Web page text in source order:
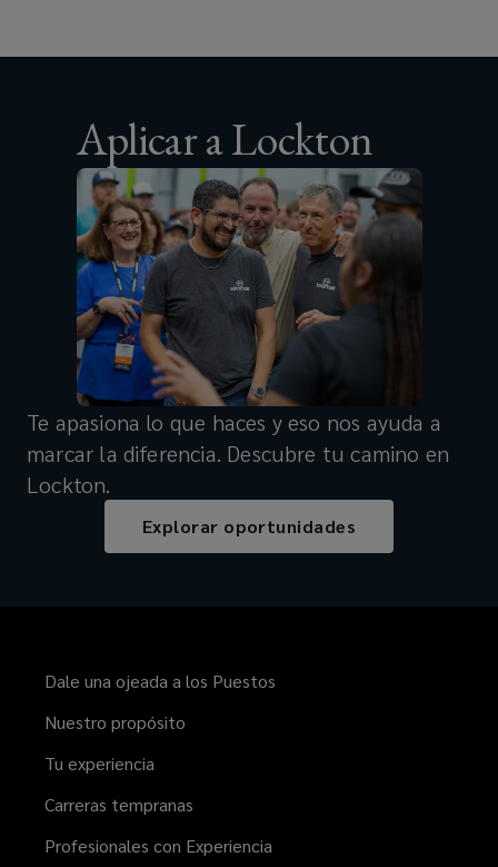
Aplicar a Lockton
Te apasiona lo que haces y eso nos ayuda a
marcar la diferencia. Descubre tu camino en
Lockton.
Explorar oportunidades
Dale una ojeada a los Puestos
Nuestro propósito
Tu experiencia
Carreras tempranas
Profesionales con Experiencia